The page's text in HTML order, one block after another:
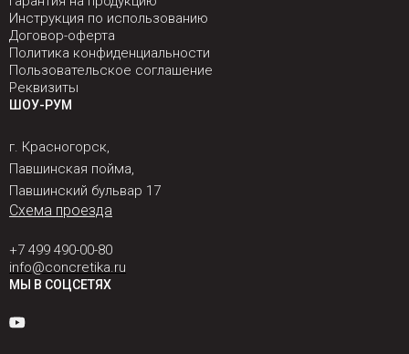
Инструкция по использованию
Договор-оферта
Политика конфиденциальности
Пользовательское соглашение
Реквизиты
ШОУ-РУМ
г. Красногорск,
Павшинская пойма,
Павшинский бульвар 17
Схема проезда
+7 499 490-00-80
info@concretika.ru
МЫ В СОЦСЕТЯХ